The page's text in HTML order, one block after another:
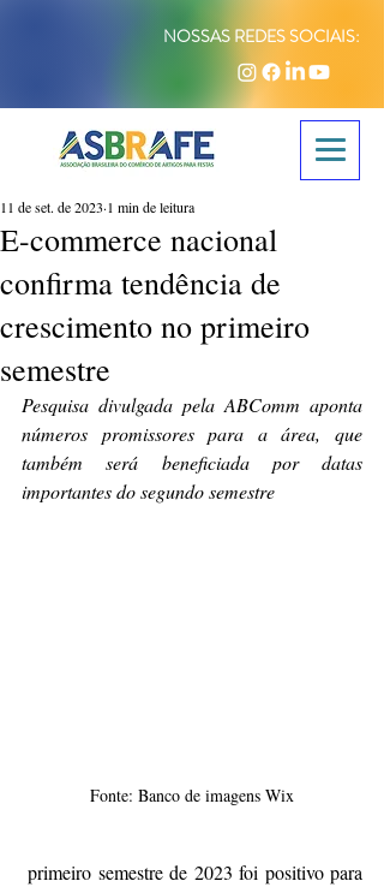
NOSSAS REDES SOCIAIS:
E-commerce nacional
confirma tendência de
crescimento no primeiro
semestre
11 de set. de 2023 1 min de leitura
Pesquisa divulgada pela ABComm aponta
números promissores para a área, que
também será beneficiada por datas
importantes do segundo semestre
Fonte: Banco de imagens Wix
primeiro semestre de 2023 foi positivo para